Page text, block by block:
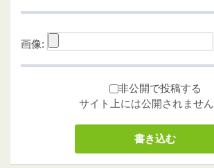
画像:
非公開で投稿する
サイト上には公開されません